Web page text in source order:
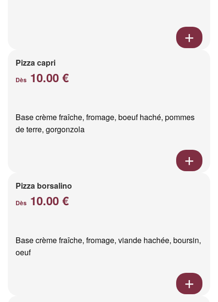
Pizza capri
Dès 10.00 €
Base crème fraîche, fromage, boeuf haché, pommes
de terre, gorgonzola
Pizza borsalino
Dès 10.00 €
Base crème fraîche, fromage, viande hachée, boursin,
oeuf